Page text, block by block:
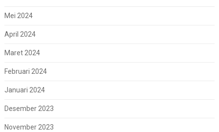
Mei 2024
April 2024
Maret 2024
Februari 2024
Januari 2024
Desember 2023
November 2023